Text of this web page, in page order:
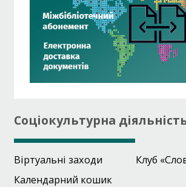
Соціокультурна
Віртуальні заходи
Календарний кошик
Клуб